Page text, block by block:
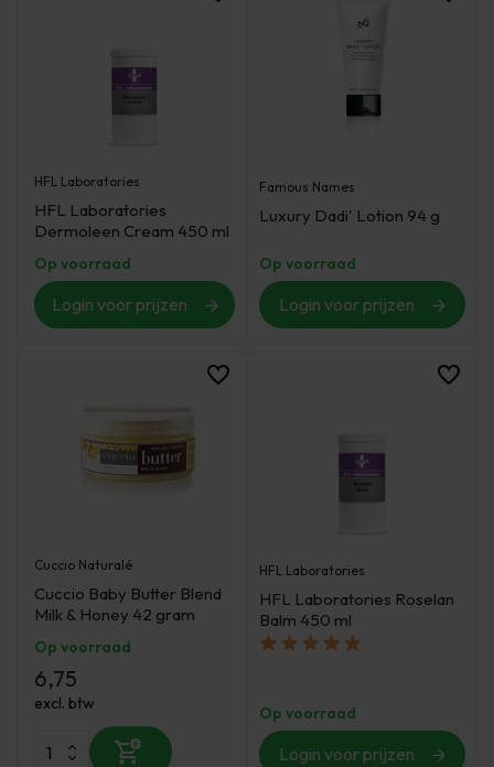
HFL Laboratories
HFL Laboratories
Dermoleen Cream 450 ml
Op voorraad
Login voor prijzen
Famous Names
Luxury Dadi' Lotion 94 g
Op voorraad
Login voor prijzen
Cuccio Naturalé
Cuccio Baby Butter Blend
Milk & Honey 42 gram
Op voorraad
6,75
excl. btw
HFL Laboratories
HFL Laboratories Roselan
Balm 450 ml
Op voorraad
Login voor prijzen